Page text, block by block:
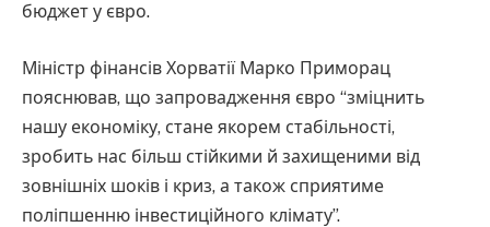
бюджет у євро.
Міністр фінансів Хорватії Марко Приморац
пояснював, що запровадження євро “зміцнить
нашу економіку, стане якорем стабільності,
зробить нас більш стійкими й захищеними від
зовнішніх шоків і криз, а також сприятиме
поліпшенню інвестиційного клімату”.